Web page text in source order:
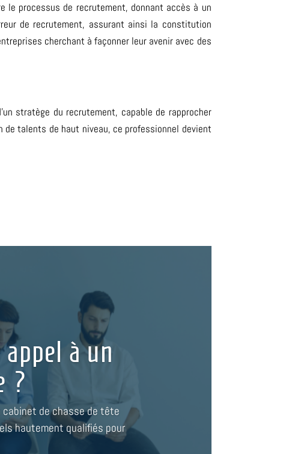
le processus de recrutement, donnant accès à un
de recrutement, assurant ainsi la constitution
cherchant à façonner leur avenir avec des
stratège du recrutement, capable de rapprocher
de talents de haut niveau, ce professionnel devient
à un
?
cabinet de chasse de tête
hautement qualifiés pour